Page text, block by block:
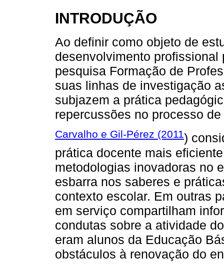
INTRODUÇÃO
Ao definir como objeto de
desenvolvimento
pesquisa Formação de
suas linhas de investigação
subjazem a prática
repercussões no processo
Carvalho e Gil-Pérez (2011)
prática docente mais
metodologias inovadoras no
esbarra nos saberes e
contexto escolar. Em outras
em serviço compartilham
condutas sobre a atividade
eram alunos da Educação
obstáculos à renovação do